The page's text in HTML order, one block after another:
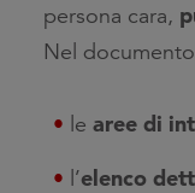
persona cara,
Nel
le aree di
l’elenco